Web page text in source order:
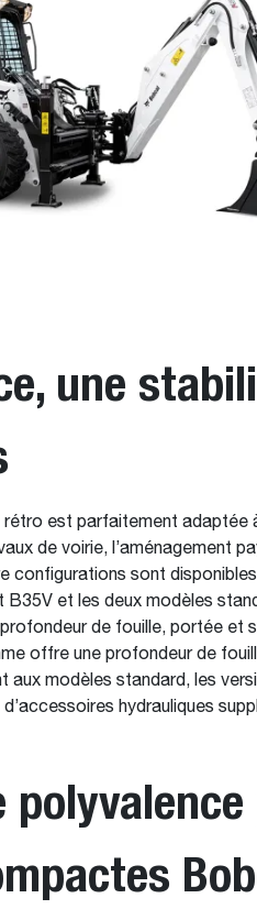
une
est parfaitement adaptée
de voirie, l’aménagement
configurations sont
B35V et les deux modèles
de fouille, portée et
offre une profondeur de
aux modèles standard, les
hydrauliques